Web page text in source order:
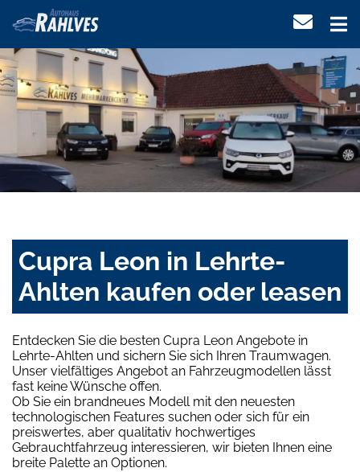
Cupra Leon in Lehrte-
Ahlten kaufen oder leasen
Entdecken Sie die besten Cupra Leon Angebote in
Lehrte-Ahlten und sichern Sie sich Ihren Traumwagen.
Unser vielfältiges Angebot an Fahrzeugmodellen lässt
fast keine Wünsche offen.
Ob Sie ein brandneues Modell mit den neuesten
technologischen Features suchen oder sich für ein
preiswertes, aber qualitativ hochwertiges
Gebrauchtfahrzeug interessieren, wir bieten Ihnen eine
breite Palette an Optionen.